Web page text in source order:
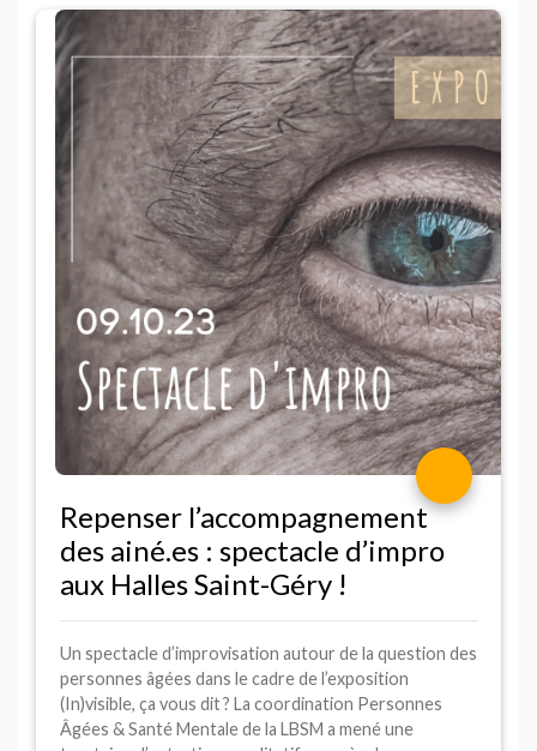
Repenser l’accompagnement
des ainé.es : spectacle d’impro
aux Halles Saint-Géry !
Un spectacle d’improvisation autour de la question des
personnes âgées dans le cadre de l’exposition
(In)visible, ça vous dit? La coordination Personnes
Âgées & Santé Mentale de la LBSM a mené une